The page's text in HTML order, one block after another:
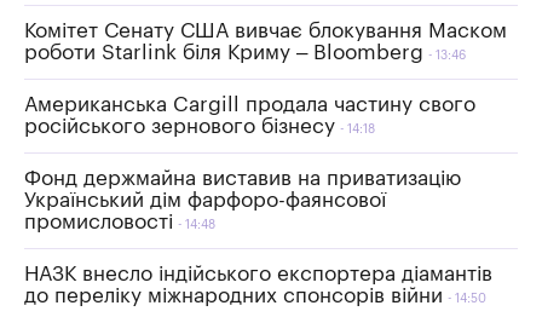
Комітет Сенату США вивчає блокування Маском
роботи Starlink біля Криму – Bloomberg
13:46
Американська Cargill продала частину свого
російського зернового бізнесу
14:18
Фонд держмайна виставив на приватизацію
Український дім фарфоро-фаянсової
промисловості
14:48
НАЗК внесло індійського експортера діамантів
до переліку міжнародних спонсорів війни
14:50